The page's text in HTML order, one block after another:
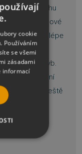
o průběhu
PC. Nové
a prostě i lépe
chyb.
na vylepšení
nyní provádí ještě
cookie
Používáním
se všemi
zásadami
informací